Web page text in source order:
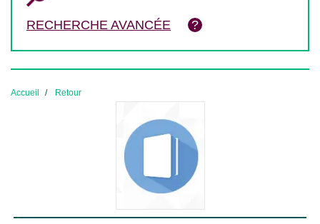
RECHERCHE AVANCÉE
Accueil Retour